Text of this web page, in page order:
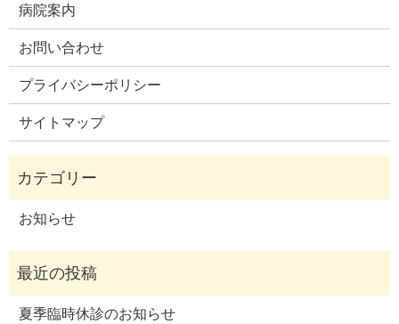
病院案内
お問い合わせ
プライバシーポリシー
サイトマップ
お知らせ
夏季臨時休診のお知らせ